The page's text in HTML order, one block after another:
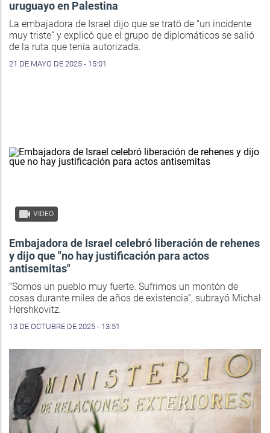
uruguayo en Palestina
La embajadora de Israel dijo que se trató de “un incidente
muy triste” y explicó que el grupo de diplomáticos se salió
de la ruta que tenía autorizada.
21 DE MAYO DE 2025 - 15:01
VIDEO
Embajadora de Israel celebró liberación de rehenes
y dijo que "no hay justificación para actos
antisemitas"
“Somos un pueblo muy fuerte. Sufrimos un montón de
cosas durante miles de años de existencia”, subrayó Michal
Hershkovitz.
13 DE OCTUBRE DE 2025 - 13:51